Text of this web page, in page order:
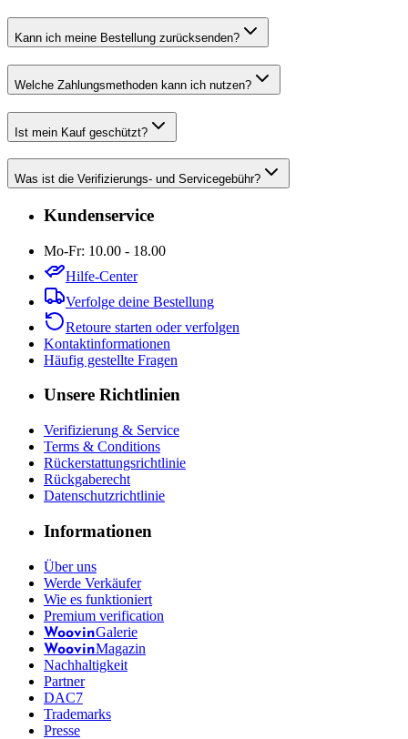
Kann ich meine Bestellung zurücksenden?
Welche Zahlungsmethoden kann ich nutzen?
Ist mein Kauf geschützt?
Was ist die Verifizierungs- und Servicegebühr?
Kundenservice
Mo-Fr: 10.00 - 18.00
Hilfe-Center
Verfolge deine Bestellung
Retoure starten oder verfolgen
Kontaktinformationen
Häufig gestellte Fragen
Unsere Richtlinien
Verifizierung & Service
Terms & Conditions
Rückerstattungsrichtlinie
Rückgaberecht
Datenschutzrichtlinie
Informationen
Über uns
Werde Verkäufer
Wie es funktioniert
Premium verification
WoovinGalerie
WoovinMagazin
Nachhaltigkeit
Partner
DAC7
Trademarks
Presse